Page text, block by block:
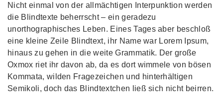
Nicht einmal von der allmächtigen Interpunktion werden
die Blindtexte beherrscht – ein geradezu
unorthographisches Leben. Eines Tages aber beschloß
eine kleine Zeile Blindtext, ihr Name war Lorem Ipsum,
hinaus zu gehen in die weite Grammatik. Der große
Oxmox riet ihr davon ab, da es dort wimmele von bösen
Kommata, wilden Fragezeichen und hinterhältigen
Semikoli, doch das Blindtextchen ließ sich nicht beirren.